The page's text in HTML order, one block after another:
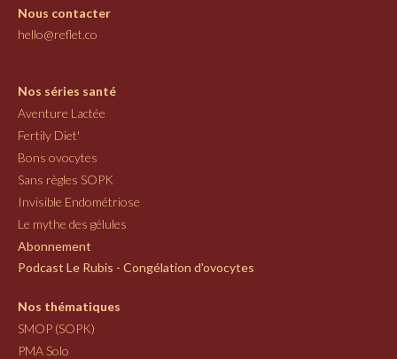
Nous contacter
hello@reflet.co
Nos séries santé
Aventure Lactée
Fertily Diet'
Bons ovocytes
Sans règles SOPK
Invisible Endométriose
Le mythe des gélules
Abonnement
Podcast Le Rubis - Congélation d'ovocytes
Nos thématiques
SMOP (SOPK)
PMA Solo